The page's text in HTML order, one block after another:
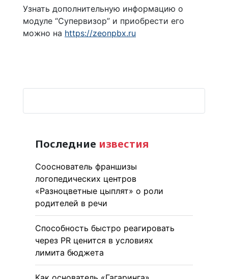
Узнать дополнительную информацию о
модуле “Супервизор” и приобрести его
можно на https://zeonpbx.ru
Последние известия
Сооснователь франшизы
логопедических центров
«Разноцветные цыплят» о роли
родителей в речи
Способность быстро реагировать
через PR ценится в условиях
лимита бюджета